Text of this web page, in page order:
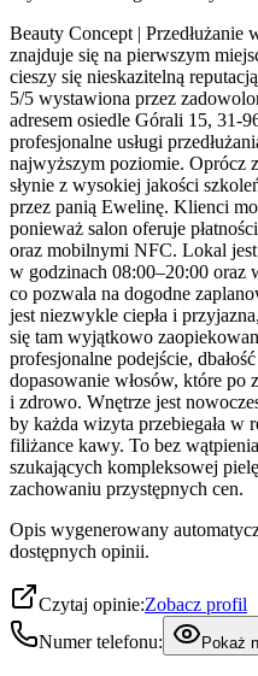
Beauty Concept |
znajduje się na pierwszym
cieszy się nieskazitelną
5/5 wystawiona przez
adresem osiedle Górali 15, 31-
profesjonalne usługi
najwyższym poziomie. Oprócz
słynie z wysokiej jakości
przez panią Ewelinę. Klienci
ponieważ salon oferuje
oraz mobilnymi NFC. Lokal
w godzinach 08:00–20:00 oraz
co pozwala na dogodne
jest niezwykle ciepła i
się tam wyjątkowo
profesjonalne podejście,
dopasowanie włosów, które po
i zdrowo. Wnętrze jest
by każda wizyta przebiegała w
filiżance kawy. To bez
szukających kompleksowej
zachowaniu przystępnych cen.
Opis wygenerowany
dostępnych opinii.
Czytaj opinie:Zobacz profil
Numer telefonu:
Pokaż